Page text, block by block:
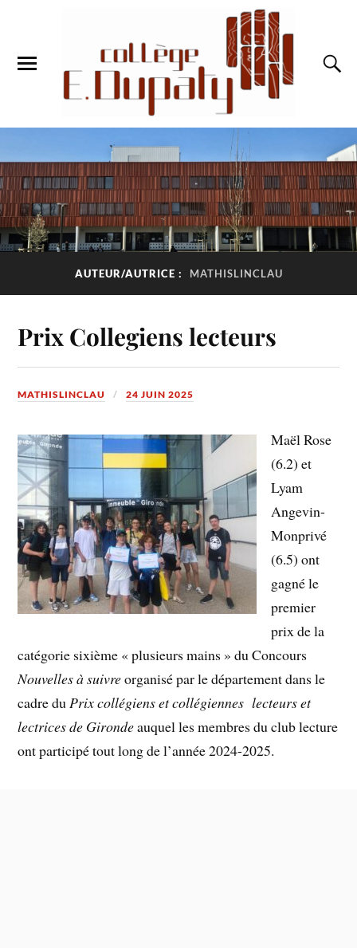
AUTEUR/AUTRICE : MATHISLINCLAU
Prix Collegiens lecteurs
MATHISLINCLAU 24 JUIN 2025
Maël Rose
(6.2) et
Lyam
Angevin-
Monprivé
(6.5) ont
gagné le
premier
prix de la
catégorie sixième « plusieurs mains » du Concours
Nouvelles à suivreorganisé par le département dans le
cadre duPrix collégiens et collégiennes lecteurs et
lectrices de Girondeauquel les membres du club lecture
ont participé tout long de l’année 2024-2025.